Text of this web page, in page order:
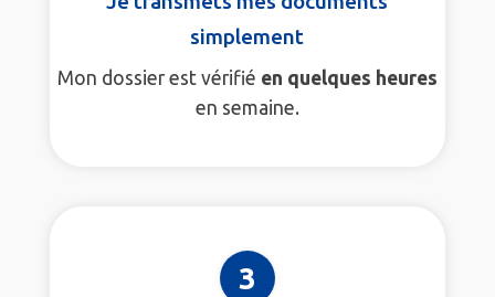
simplement
Mon dossier est vérifié en quelques heures
en semaine.
3